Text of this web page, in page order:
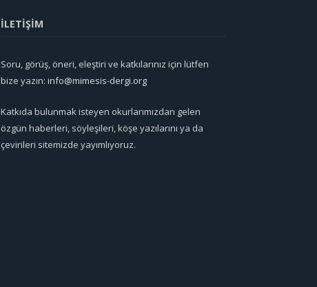
İLETİŞİM
Soru, görüş, öneri, eleştiri ve katkılarınız için lütfen
bize yazın: info@mimesis-dergi.org
Katkıda bulunmak isteyen okurlarımızdan gelen
özgün haberleri, söyleşileri, köşe yazılarını ya da
çevirileri sitemizde yayımlıyoruz.